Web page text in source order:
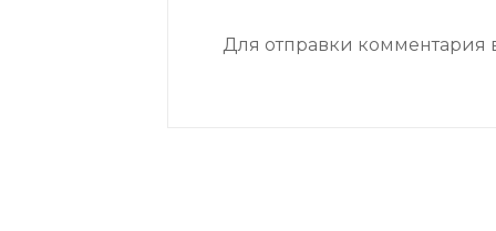
Для отправки комментария